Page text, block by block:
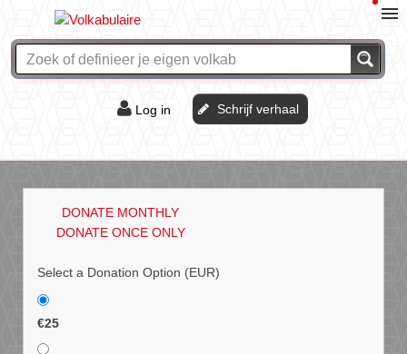
Log in Schrijf verhaal
DONATE MONTHLY
DONATE ONCE ONLY
Select a Donation Option (EUR)
€25